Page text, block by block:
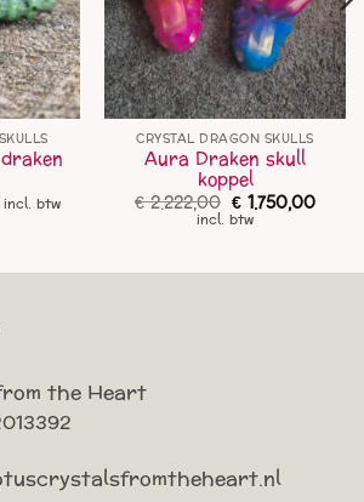
incl. btw
CRYSTAL DRAGON SKULLS
Aura Draken skull
koppel
€2.222,00 prijs
was:
€ 1.750,00
incl. btw
the Heart